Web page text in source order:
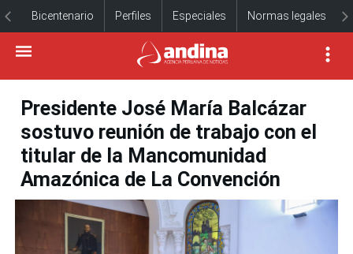
Bicentenario Perfiles Especiales Normas legales
Presidente José María Balcázar
sostuvo reunión de trabajo con el
titular de la Mancomunidad
Amazónica de La Convención